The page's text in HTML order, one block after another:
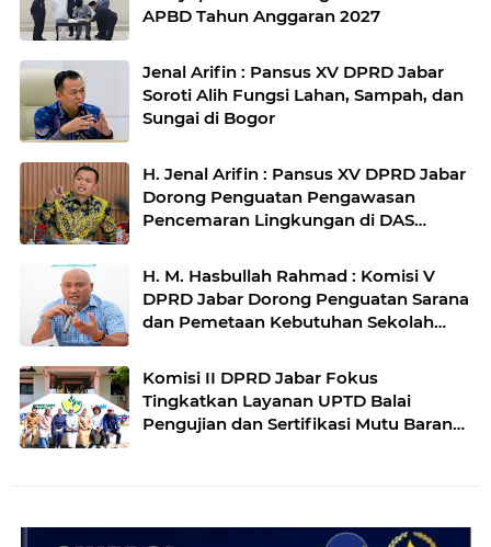
APBD Tahun Anggaran 2027
Jenal Arifin : Pansus XV DPRD Jabar
Soroti Alih Fungsi Lahan, Sampah, dan
Sungai di Bogor
H. Jenal Arifin : Pansus XV DPRD Jabar
Dorong Penguatan Pengawasan
Pencemaran Lingkungan di DAS
H. M. Hasbullah Rahmad : Komisi V
DPRD Jabar Dorong Penguatan Sarana
dan Pemetaan Kebutuhan Sekolah
Komisi II DPRD Jabar Fokus
Tingkatkan Layanan UPTD Balai
Pengujian dan Sertifikasi Mutu Barang